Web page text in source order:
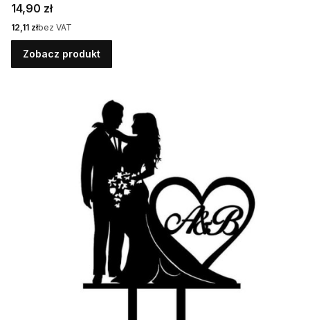
Cena
14,90 zł
Cena
12,11 złbez VAT
Zobacz produkt